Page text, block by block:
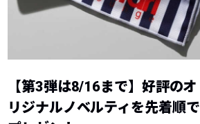
【第3弾は8/16まで】好評のオ
リジナルノベルティを先着順で